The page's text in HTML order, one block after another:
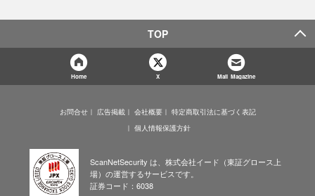
TOP
Home X Mail Magazine
お問合せ 広告掲載 会社概要
特定商取引法に基づく表記
個人情報保護方針
ScanNetSecurity は、株式会社イード（東証グロース上
場）の運営するサービスです。
証券コード：6038